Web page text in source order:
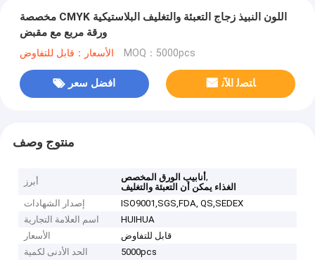
مخصصة CMYK اللون النبيذ زجاج التعبئة والتغليف البلاستيكية
ورقة مربع مع مقبض
الأسعار：قابل للتفاوض MOQ：5000pcs
افضل سعر ﺎﺘﺼﻟ ﺍﻶﻧ
منتوج وصف
أبرز أنابيب الورق المخصص,
الغذاء يمكن أن التعبئة والتغليف
إصدار الشهادات
ISO9001,SGS,FDA, QS,SEDEX
اسم العلامة التجارية
HUIHUA
الأسعار
قابل للتفاوض
الحد الأدنى لكمية
5000pcs